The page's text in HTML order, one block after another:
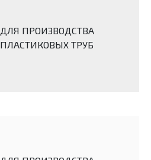
ДЛЯ ПРОИЗВОДСТВА
ПЛАСТИКОВЫХ ТРУБ